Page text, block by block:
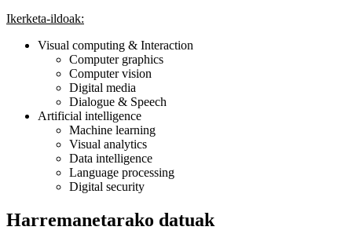
Ikerketa-ildoak:
Visual computing & Interaction
Computer graphics
Computer vision
Digital media
Dialogue & Speech
Artificial intelligence
Machine learning
Visual analytics
Data intelligence
Language processing
Digital security
Harremanetarako datuak